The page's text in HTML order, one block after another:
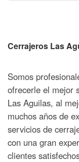
Cerrajeros Las
Somos
ofrecerle el mejor
Las Aguilas, al
muchos años de
servicios de
con una gran
clientes